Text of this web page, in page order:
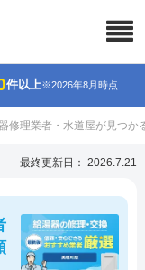
件以上※2026年8月時点
修理業者・水道屋が見つか
最終更新日： 2026.7.21